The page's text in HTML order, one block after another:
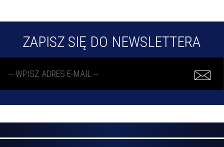
ZAPISZ SIĘ DO NEWSLETTERA